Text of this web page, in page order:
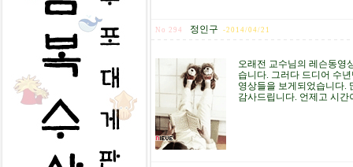
No 294 정인구 -2014/04/21
오래전 교수님의 레슨동영
습니다. 그러다 드디어 수
영상들을 보게되었습니다.
감사드립니다. 언제고 시